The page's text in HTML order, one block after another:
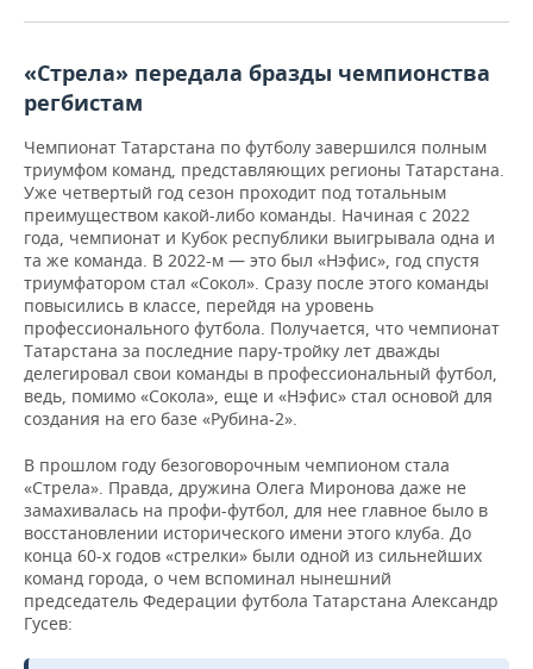
ХОККЕЙ С МЯЧОМ
ПРОИСШЕСТВИЯ
«Стрела» передала бразды чемпионства
регбистам
Чемпионат Татарстана по футболу завершился полным
триумфом команд, представляющих регионы Татарстана.
Уже четвертый год сезон проходит под тотальным
преимуществом какой-либо команды. Начиная с 2022
года, чемпионат и Кубок республики выигрывала одна и
та же команда. В 2022-м — это был «Нэфис», год спустя
триумфатором стал «Сокол». Сразу после этого команды
повысились в классе, перейдя на уровень
профессионального футбола. Получается, что чемпионат
Татарстана за последние пару-тройку лет дважды
делегировал свои команды в профессиональный футбол,
ведь, помимо «Сокола», еще и «Нэфис» стал основой для
создания на его базе «Рубина-2».
В прошлом году безоговорочным чемпионом стала
«Стрела». Правда, дружина Олега Миронова даже не
замахивалась на профи-футбол, для нее главное было в
восстановлении исторического имени этого клуба. До
конца 60-х годов «стрелки» были одной из сильнейших
команд города, о чем вспоминал нынешний
председатель Федерации футбола Татарстана Александр
Гусев: